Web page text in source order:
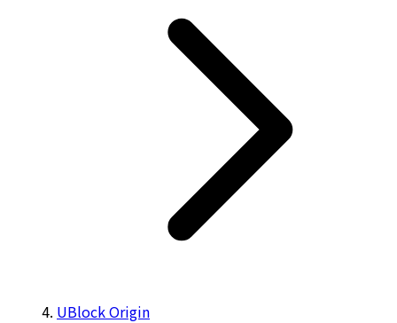
UBlock Origin